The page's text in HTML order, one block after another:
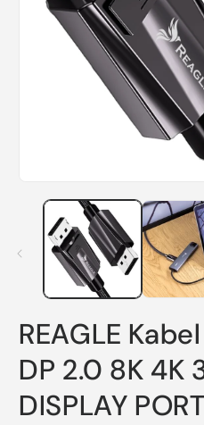
multimedia
modalnym
REAGLE
DP 2.0 8K 4K
DISPLAY